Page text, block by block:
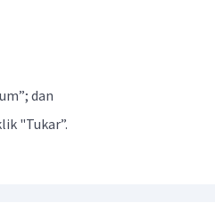
dan
"Tukar”.